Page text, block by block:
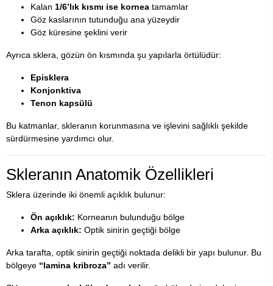
Kalan 1/6’lık kısmı ise kornea tamamlar
Göz kaslarının tutunduğu ana yüzeydir
Göz küresine şeklini verir
Ayrıca sklera, gözün ön kısmında şu yapılarla örtülüdür:
Episklera
Konjonktiva
Tenon kapsülü
Bu katmanlar, skleranın korunmasına ve işlevini sağlıklı şekilde
sürdürmesine yardımcı olur.
Skleranın Anatomik Özellikleri
Sklera üzerinde iki önemli açıklık bulunur:
Ön açıklık: Korneanın bulunduğu bölge
Arka açıklık: Optik sinirin geçtiği bölge
Arka tarafta, optik sinirin geçtiği noktada delikli bir yapı bulunur. Bu
bölgeye “lamina kribroza” adı verilir.